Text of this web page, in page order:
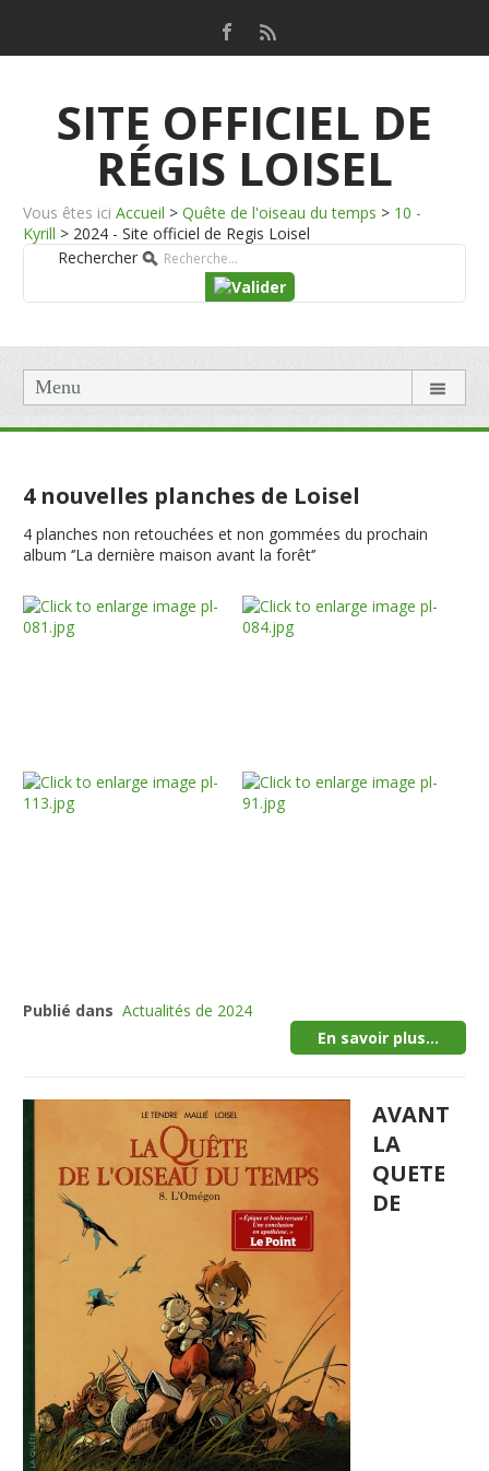
SITE OFFICIEL DE
RÉGIS LOISEL
Vous êtes ici Accueil > Quête de l'oiseau du temps > 10 -
Kyrill > 2024 - Site officiel de Regis Loisel
Rechercher
Menu
4 nouvelles planches de Loisel
4 planches non retouchées et non gommées du prochain
album ‘’La dernière maison avant la forêt‘’
Publié dans Actualités de 2024
En savoir plus...
AVANT
LA
QUETE
DE